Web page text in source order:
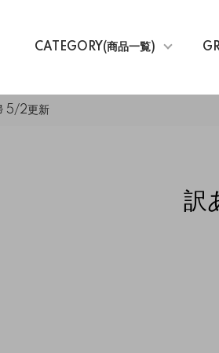
CATEGORY(商品一覧)
5/2更新
訳